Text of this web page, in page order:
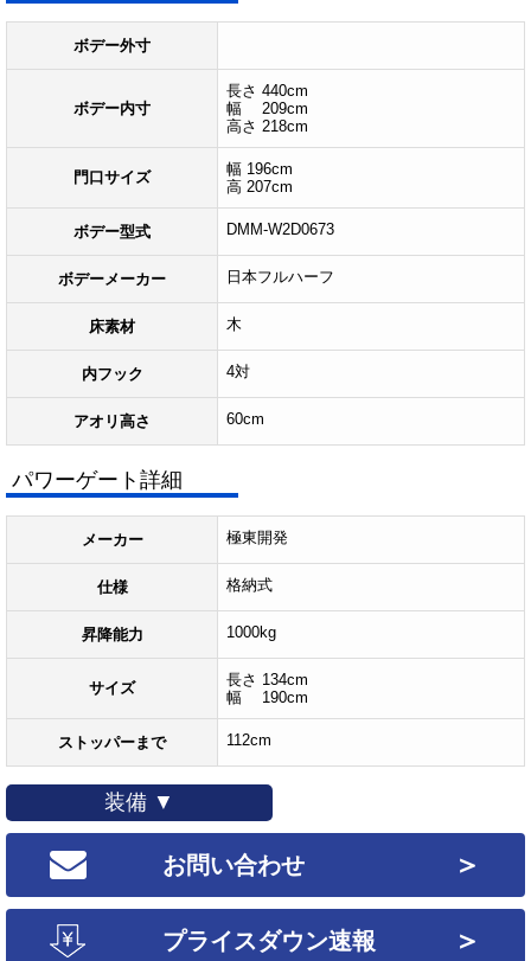
ボデー外寸
ボデー内寸
長さ 440cm
幅 209cm
高さ 218cm
門口サイズ
幅 196cm
高 207cm
ボデー型式 DMM-W2D0673
ボデーメーカー 日本フルハーフ
床素材 木
内フック 4対
アオリ高さ 60cm
パワーゲート詳細
メーカー 極東開発
仕様 格納式
昇降能力 1000kg
サイズ
長さ 134cm
幅 190cm
ストッパーまで 112cm
装備 ▼
お問い合わせ ＞
プライスダウン速報 ＞